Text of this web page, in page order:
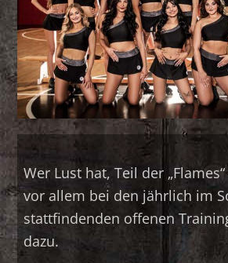
Wer Lust hat, Teil der
vor allem bei den jährlich im
stattfindenden offenen
dazu.